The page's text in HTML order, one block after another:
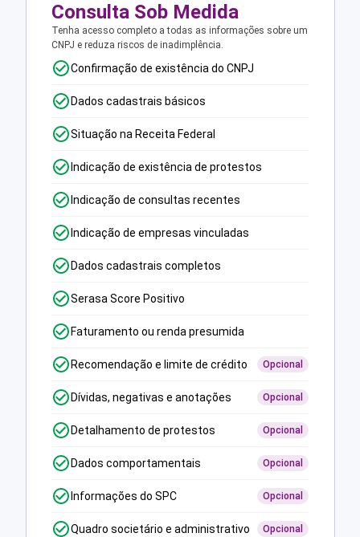
Consulta Sob Medida
Tenha acesso completo a todas as informações sobre um
CNPJ e reduza riscos de inadimplência.
Confirmação de existência do CNPJ
Dados cadastrais básicos
Situação na Receita Federal
Indicação de existência de protestos
Indicação de consultas recentes
Indicação de empresas vinculadas
Dados cadastrais completos
Serasa Score Positivo
Faturamento ou renda presumida
Recomendação e limite de crédito Opcional
Dívidas, negativas e anotações Opcional
Detalhamento de protestos Opcional
Dados comportamentais Opcional
Informações do SPC Opcional
Quadro societário e administrativo Opcional